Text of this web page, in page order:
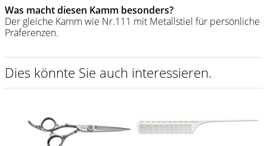
e-kwip
Joewell
Shampoo
Aromase Salon-Pro
Was macht diesen Kamm besonders?
Der gleiche Kamm wie Nr.111 mit Metallstiel für persönliche
Präferenzen.
Dies könnte Sie auch interessieren.